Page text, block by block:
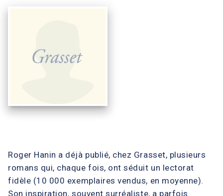
Roger Hanin a déjà publié, chez Grasset, plusieurs
romans qui, chaque fois, ont séduit un lectorat
fidèle (10 000 exemplaires vendus, en moyenne).
Son inspiration, souvent surréaliste, a parfois